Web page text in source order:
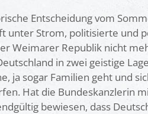
Entscheidung vom
unter Strom, politisierte und
Weimarer Republik nicht
in zwei geistige
ja sogar Familien geht und
Hat die Bundeskanzlerin
bewiesen, dass
Autor, [...] Unger
richtig auf den Punkt.
Vera Lengsfeld